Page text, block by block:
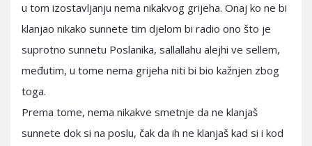
u tom izostavljanju nema nikakvog grijeha. Onaj ko ne bi
klanjao nikako sunnete tim djelom bi radio ono što je
suprotno sunnetu Poslanika, sallallahu alejhi ve sellem,
međutim, u tome nema grijeha niti bi bio kažnjen zbog
toga.
Prema tome, nema nikakve smetnje da ne klanjaš
sunnete dok si na poslu, čak da ih ne klanjaš kad si i kod